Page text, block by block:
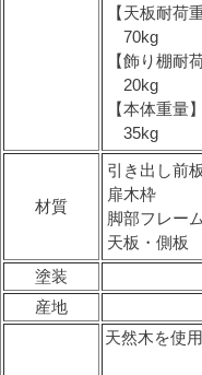
【天板耐荷重
70kg
【飾り棚耐
20kg
【本体重量】
35kg
材質
引き出し
扉木枠
脚部フレ
天板・側
塗装
産地
天然木を使